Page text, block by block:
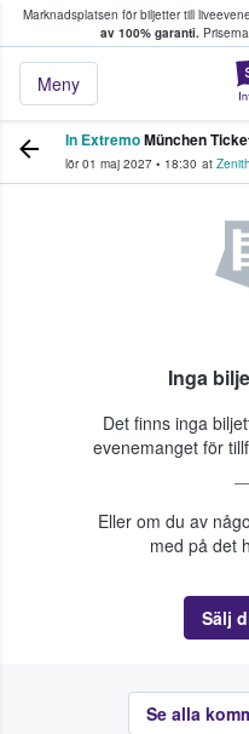
Marknadsplatsen för biljetter till
av 100% garanti.
Meny
köper och
In ExtremoMünchen
lör 01 maj 2027 • 18:30 at
Inga
Det finns inga
evenemanget för
Eller om du av
med på det
Sälj
Se alla